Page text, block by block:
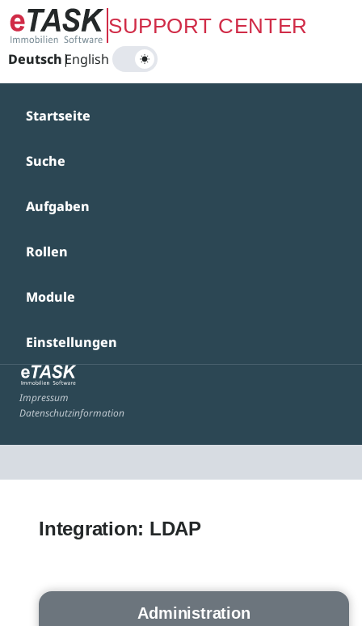
Zum Hauptinhalt springenSUPPORT CENTER
Deutsch|
English
Startseite
Suche
Aufgaben
Rollen
Module
Einstellungen
Impressum
Datenschutzinformation
Integration: LDAP
Administration